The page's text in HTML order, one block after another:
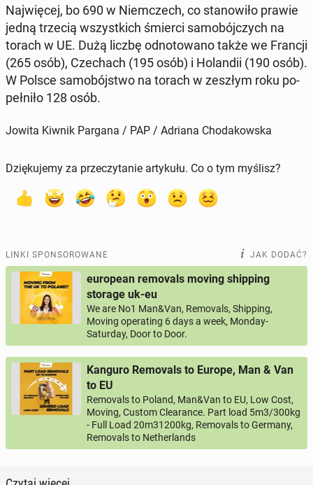
Naj­wię­cej, bo 690 w Niem­czech, co sta­no­wi­ło prawie
jedną trzecią wszyst­kich śmierci sa­mo­bój­czych na
torach w UE. Dużą liczbę od­no­to­wa­no także we Francji
(265 osób), Cze­chach (195 osób) i Ho­lan­dii (190 osób).
W Polsce sa­mo­bój­stwo na torach w zeszłym roku po­
peł­ni­ło 128 osób.
Jowita Kiwnik Pargana / PAP / Adriana Chodakowska
Dziękujemy za przeczytanie artykułu. Co o tym myślisz?
LINKI SPONSOROWANE JAK DODAĆ?
european removals moving shipping
storage uk-eu
We are No1 Man&Van, Removals, Shipping,
Moving operating 6 days a week, Monday-
Saturday, Door to Door.
Kanguro Removals to Europe, Man & Van
to EU
Removals to Poland, Man&Van to EU, Low Cost,
Moving, Custom Clearance. Part load 5m3/300kg
- Full Load 20m31200kg, Removals to Germany,
Removals to Netherlands